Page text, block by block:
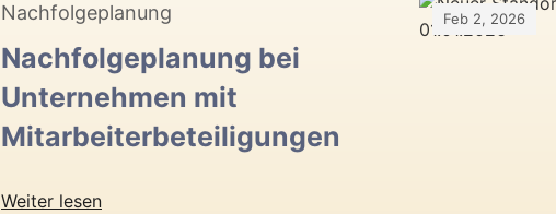
Nachfolgeplanung
Nachfolgeplanung bei
Unternehmen mit
Mitarbeiterbeteiligungen
Weiter lesen
Feb 2, 2026